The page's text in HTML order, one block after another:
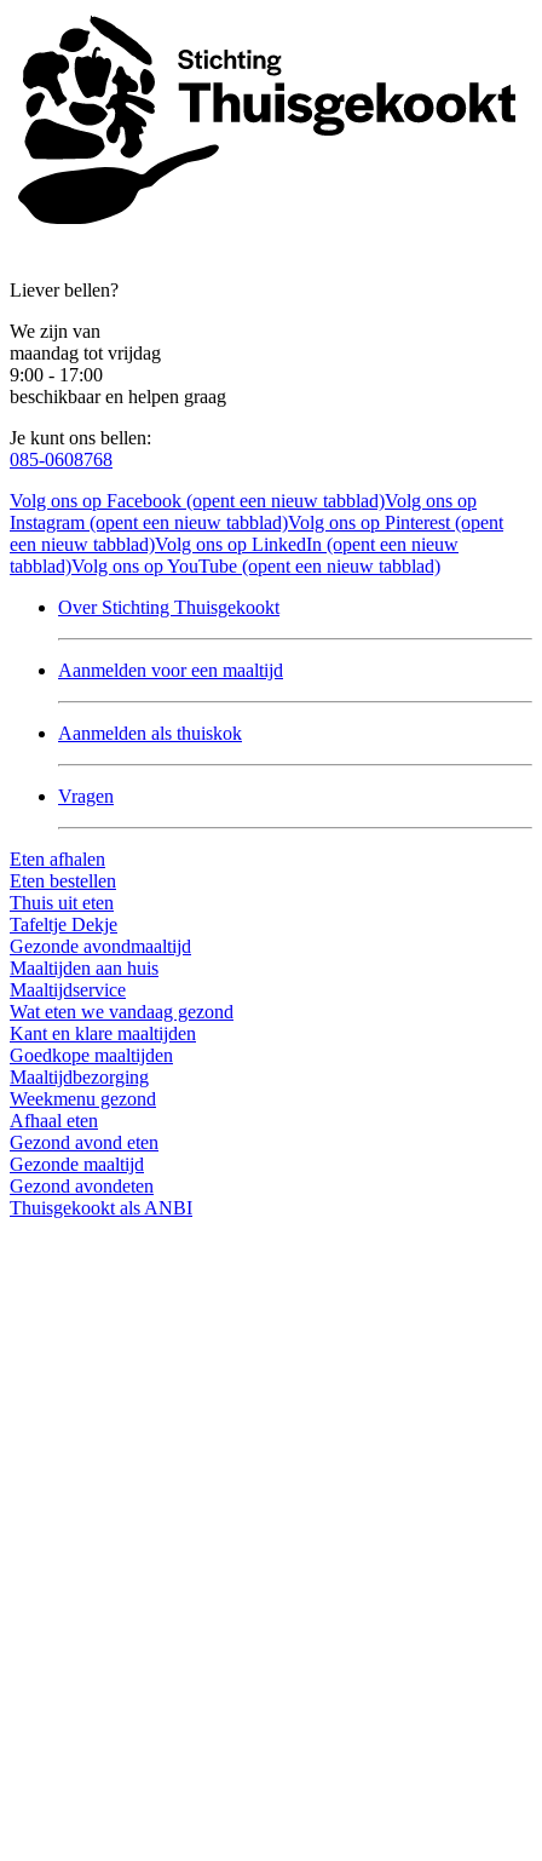
Liever bellen?
We zijn van
maandag tot vrijdag
9:00 - 17:00
beschikbaar en helpen graag
Je kunt ons bellen:
085-0608768
Volg ons op Facebook (opent een nieuw tabblad)Volg ons op
Instagram (opent een nieuw tabblad)Volg ons op Pinterest (opent
een nieuw tabblad)Volg ons op LinkedIn (opent een nieuw
tabblad)Volg ons op YouTube (opent een nieuw tabblad)
Over Stichting Thuisgekookt
Aanmelden voor een maaltijd
Aanmelden als thuiskok
Vragen
Eten afhalen
Eten bestellen
Thuis uit eten
Tafeltje Dekje
Gezonde avondmaaltijd
Maaltijden aan huis
Maaltijdservice
Wat eten we vandaag gezond
Kant en klare maaltijden
Goedkope maaltijden
Maaltijdbezorging
Weekmenu gezond
Afhaal eten
Gezond avond eten
Gezonde maaltijd
Gezond avondeten
Thuisgekookt als ANBI